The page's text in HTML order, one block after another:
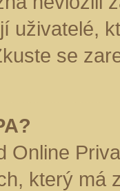
uživatelé,
se
Online
který má